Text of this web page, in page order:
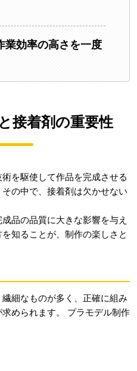
業効率の高さを一度
接着剤の重要性
を駆使して作品を完成させる
の中で、接着剤は欠かせない
品の品質に大きな影響を与え
知ることが、制作の楽しさと
細なものが多く、正確に組み
められます。 プラモデル制作